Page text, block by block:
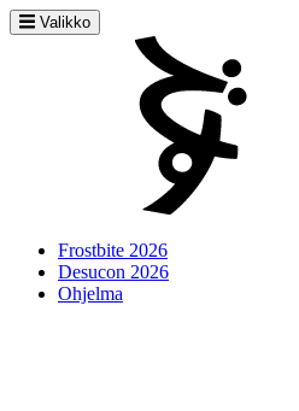
Valikko
Frostbite 2026
Desucon 2026
Ohjelma